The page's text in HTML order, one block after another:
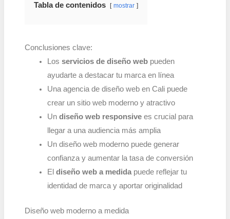
Tabla de contenidos mostrar
Conclusiones clave:
Los servicios de diseño webpueden
ayudarte a destacar tu marca en línea
Una agencia de diseño web en Cali puede
crear un sitio web moderno y atractivo
Un diseño web responsivees crucial para
llegar a una audiencia más amplia
Un diseño web moderno puede generar
confianza y aumentar la tasa de conversión
El diseño web a medidapuede reflejar tu
identidad de marca y aportar originalidad
Diseño web moderno a medida